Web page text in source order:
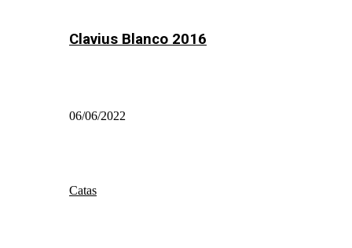
Clavius Blanco 2016
06/06/2022
Catas